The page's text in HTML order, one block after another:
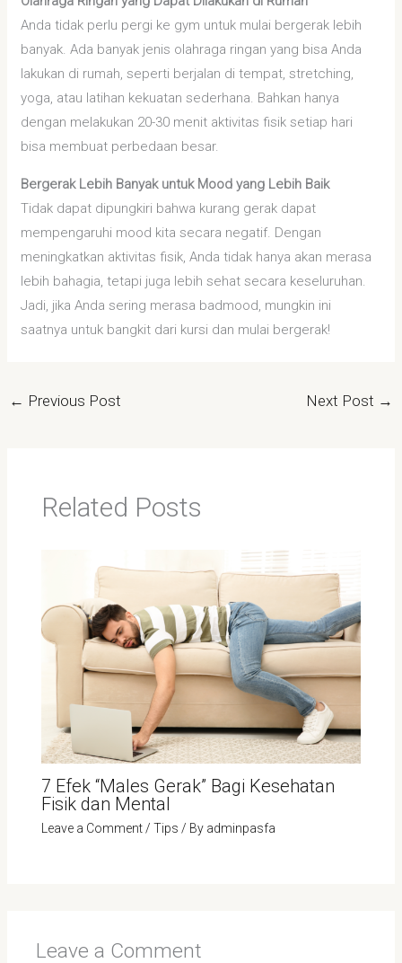
Anda tidak perlu pergi ke gym untuk mulai bergerak lebih
banyak. Ada banyak jenis olahraga ringan yang bisa Anda
lakukan di rumah, seperti berjalan di tempat, stretching,
yoga, atau latihan kekuatan sederhana. Bahkan hanya
dengan melakukan 20-30 menit aktivitas fisik setiap hari
bisa membuat perbedaan besar.
Bergerak Lebih Banyak untuk Mood yang Lebih Baik
Tidak dapat dipungkiri bahwa kurang gerak dapat
mempengaruhi mood kita secara negatif. Dengan
meningkatkan aktivitas fisik, Anda tidak hanya akan merasa
lebih bahagia, tetapi juga lebih sehat secara keseluruhan.
Jadi, jika Anda sering merasa badmood, mungkin ini
saatnya untuk bangkit dari kursi dan mulai bergerak!
← Previous Post Next Post →
Related Posts
7 Efek “Males Gerak” Bagi Kesehatan
Fisik dan Mental
Leave a Comment / Tips / By adminpasfa
Leave a Comment